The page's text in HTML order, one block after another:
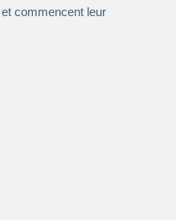
commencent leur